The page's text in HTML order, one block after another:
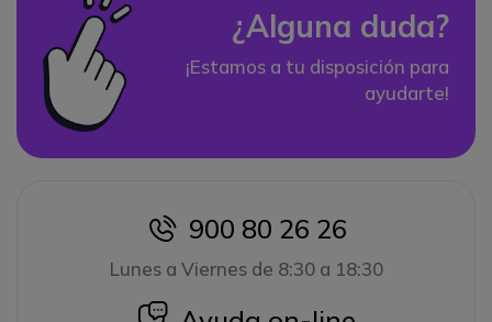
¿Alguna duda?
¡Estamos a tu disposición para
ayudarte!
icon
900 80 26 26
Lunes a Viernes de 8:30 a 18:30